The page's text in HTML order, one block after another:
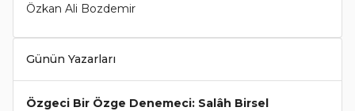
Özkan Ali Bozdemir
Günün Yazarları
Özgeci Bir Özge Denemeci: Salâh Birsel